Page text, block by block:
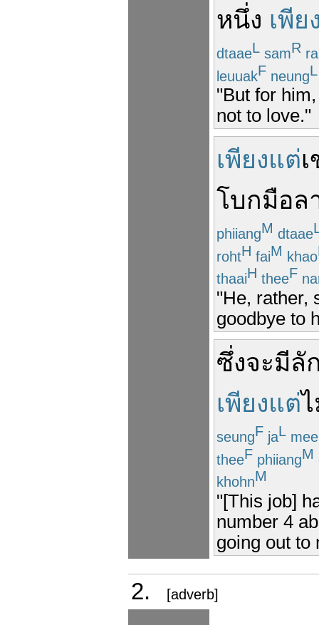
หนึ่ง เพีย
dtaaeL samR
leuuakF neungL
"But for
not to love."
เพียงแต่
โบกมือล
phiiangM dtaae
rohtH faiM khao
thaaiH theeF
"He, rather,
goodbye to
ซึ่งจะมีลั
เพียงแต่
seungF jaL mee
theeF phiiangM
khohnM
"[This job]
number 4
going out to
2. [adverb]